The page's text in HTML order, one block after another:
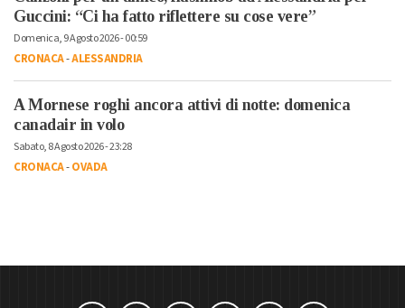
Guccini: “Ci ha fatto riflettere su cose vere”
Domenica, 9 Agosto 2026 - 00:59
CRONACA-ALESSANDRIA
A Mornese roghi ancora attivi di notte: domenica
canadair in volo
Sabato, 8 Agosto 2026 - 23:28
CRONACA-OVADA